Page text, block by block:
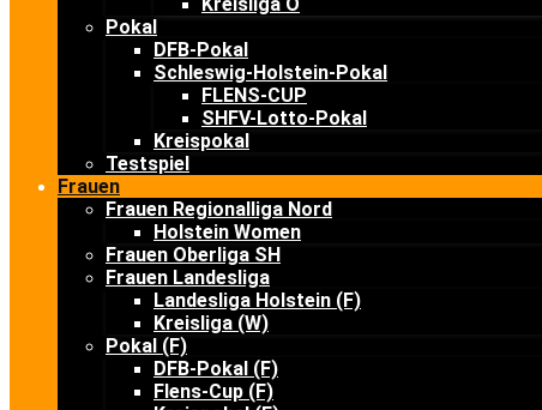
Pokal
DFB-Pokal
Schleswig-Holstein-Pokal
FLENS-CUP
SHFV-Lotto-Pokal
Kreispokal
Testspiel
Frauen
Frauen Regionalliga Nord
Holstein Women
Frauen Oberliga SH
Frauen Landesliga
Landesliga Holstein (F)
Kreisliga (W)
Pokal (F)
DFB-Pokal (F)
Flens-Cup (F)